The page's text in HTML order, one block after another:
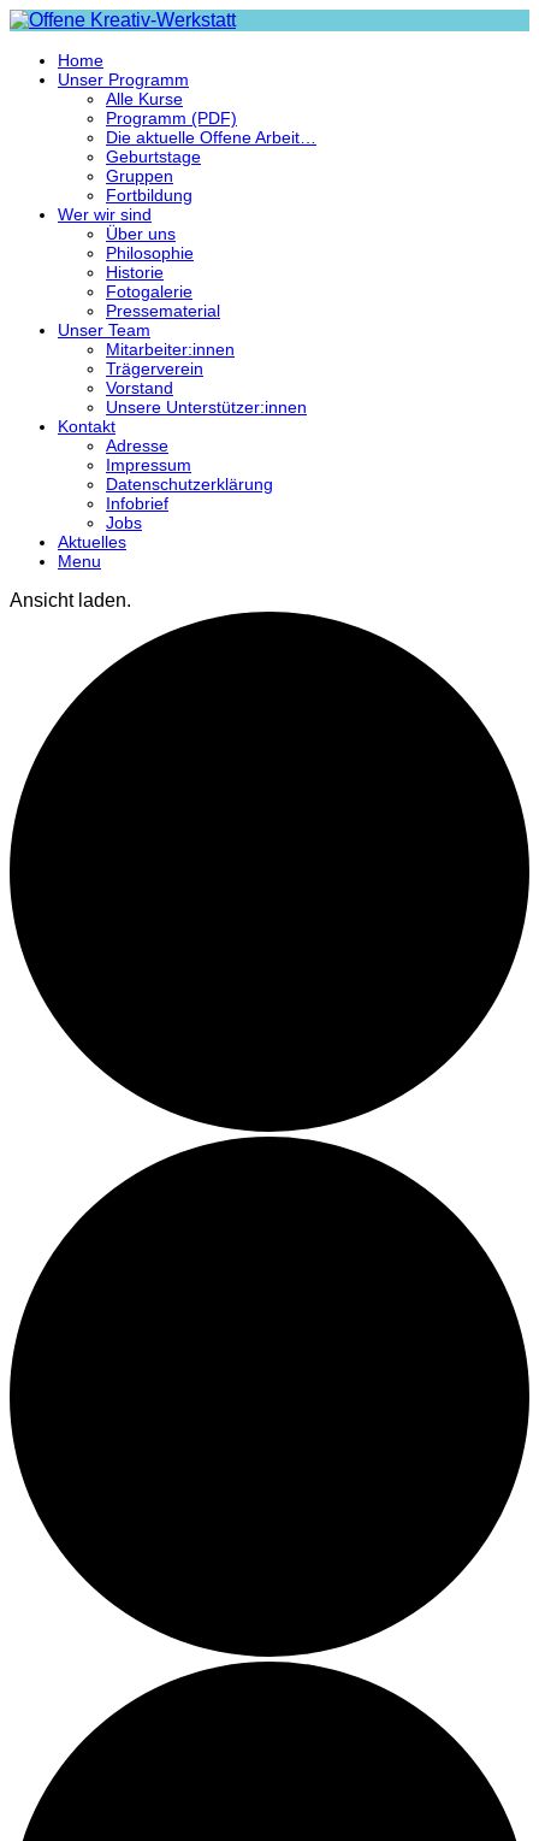
Home
Unser Programm
Alle Kurse
Programm (PDF)
Die aktuelle Offene Arbeit…
Geburtstage
Gruppen
Fortbildung
Wer wir sind
Über uns
Philosophie
Historie
Fotogalerie
Pressematerial
Unser Team
Mitarbeiter:innen
Trägerverein
Vorstand
Unsere Unterstützer:innen
Kontakt
Adresse
Impressum
Datenschutzerklärung
Infobrief
Jobs
Aktuelles
Menu
Ansicht laden.